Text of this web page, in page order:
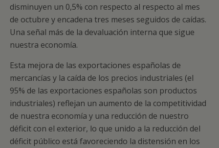
disminuyen un 0,5% con respecto al respecto al mes
de octubre y encadena tres meses seguidos de caídas.
Una señal más de la devaluación interna que sigue
nuestra economía.
Esta mejora de las exportaciones españolas de
mercancías y la caída de los precios industriales (el
95% de las exportaciones españolas son productos
industriales) reflejan un aumento de la competitividad
de nuestra economía y una reducción de nuestro
déficit con el exterior, lo que unido a la reducción del
déficit público está favoreciendo la distensión en los